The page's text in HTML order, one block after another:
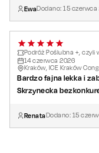
EwaDodano:15 czerwca
Podróż Poślubna +,
14czerwca 2026
Kraków, ICE Kraków
Bardzo fajna lekka i
Skrzynecka
RenataDodano: 15